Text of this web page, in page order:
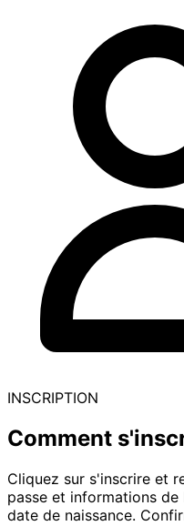
INSCRIPTION
Comment
Cliquez sur s'inscrire et
passe et informations
date de naissance.